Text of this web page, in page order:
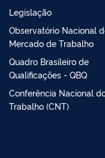
Legislação
Observatório Nacional
Mercado de Trabalho
Quadro Brasileiro de
Qualificações - QBQ
Conferência Nacional
Trabalho (CNT)